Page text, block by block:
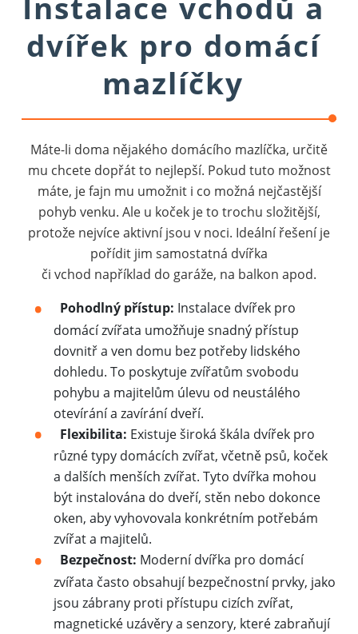
dvířek pro domácí
mazlíčky
Máte-li doma nějakého domácího mazlíčka, určitě
mu chcete dopřát to nejlepší. Pokud tuto možnost
máte, je fajn mu umožnit i co možná nejčastější
pohyb venku. Ale u koček je to trochu složitější,
protože nejvíce aktivní jsou v noci. Ideální řešení je
pořídit jim samostatná dvířka
či vchod například do garáže, na balkon apod.
Pohodlný přístup: Instalace dvířek pro
domácí zvířata umožňuje snadný přístup
dovnitř a ven domu bez potřeby lidského
dohledu. To poskytuje zvířatům svobodu
pohybu a majitelům úlevu od neustálého
otevírání a zavírání dveří.
Flexibilita: Existuje široká škála dvířek pro
různé typy domácích zvířat, včetně psů, koček
a dalších menších zvířat. Tyto dvířka mohou
být instalována do dveří, stěn nebo dokonce
oken, aby vyhovovala konkrétním potřebám
zvířat a majitelů.
Bezpečnost: Moderní dvířka pro domácí
zvířata často obsahují bezpečnostní prvky, jako
jsou zábrany proti přístupu cizích zvířat,
magnetické uzávěry a senzory, které zabraňují